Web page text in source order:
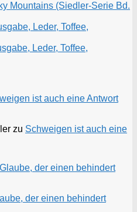
Mountains (Siedler-Serie Bd.
Leder, Toffee,
Leder, Toffee,
ist auch eine Antwort
zu Schweigen ist auch eine
der einen behindert
der einen behindert